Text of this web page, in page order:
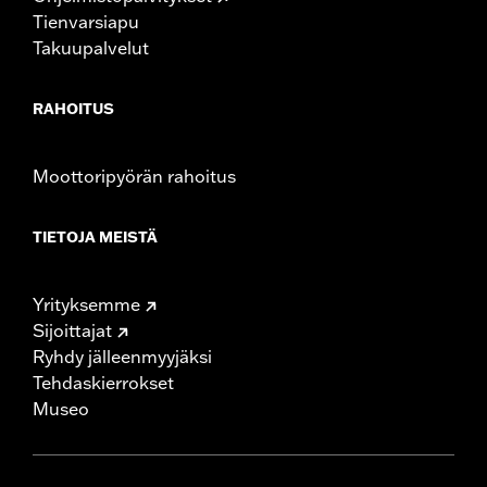
Tienvarsiapu
Takuupalvelut
RAHOITUS
Moottoripyörän rahoitus
TIETOJA MEISTÄ
Yrityksemme
Sijoittajat
Ryhdy jälleenmyyjäksi
Tehdaskierrokset
Museo